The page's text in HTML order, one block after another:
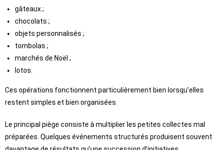
gâteaux ;
chocolats ;
objets personnalisés ;
tombolas ;
marchés de Noël ;
lotos.
Ces opérations fonctionnent particulièrement bien lorsqu’elles
restent simples et bien organisées.
Le principal piège consiste à multiplier les petites collectes mal
préparées. Quelques événements structurés produisent souvent